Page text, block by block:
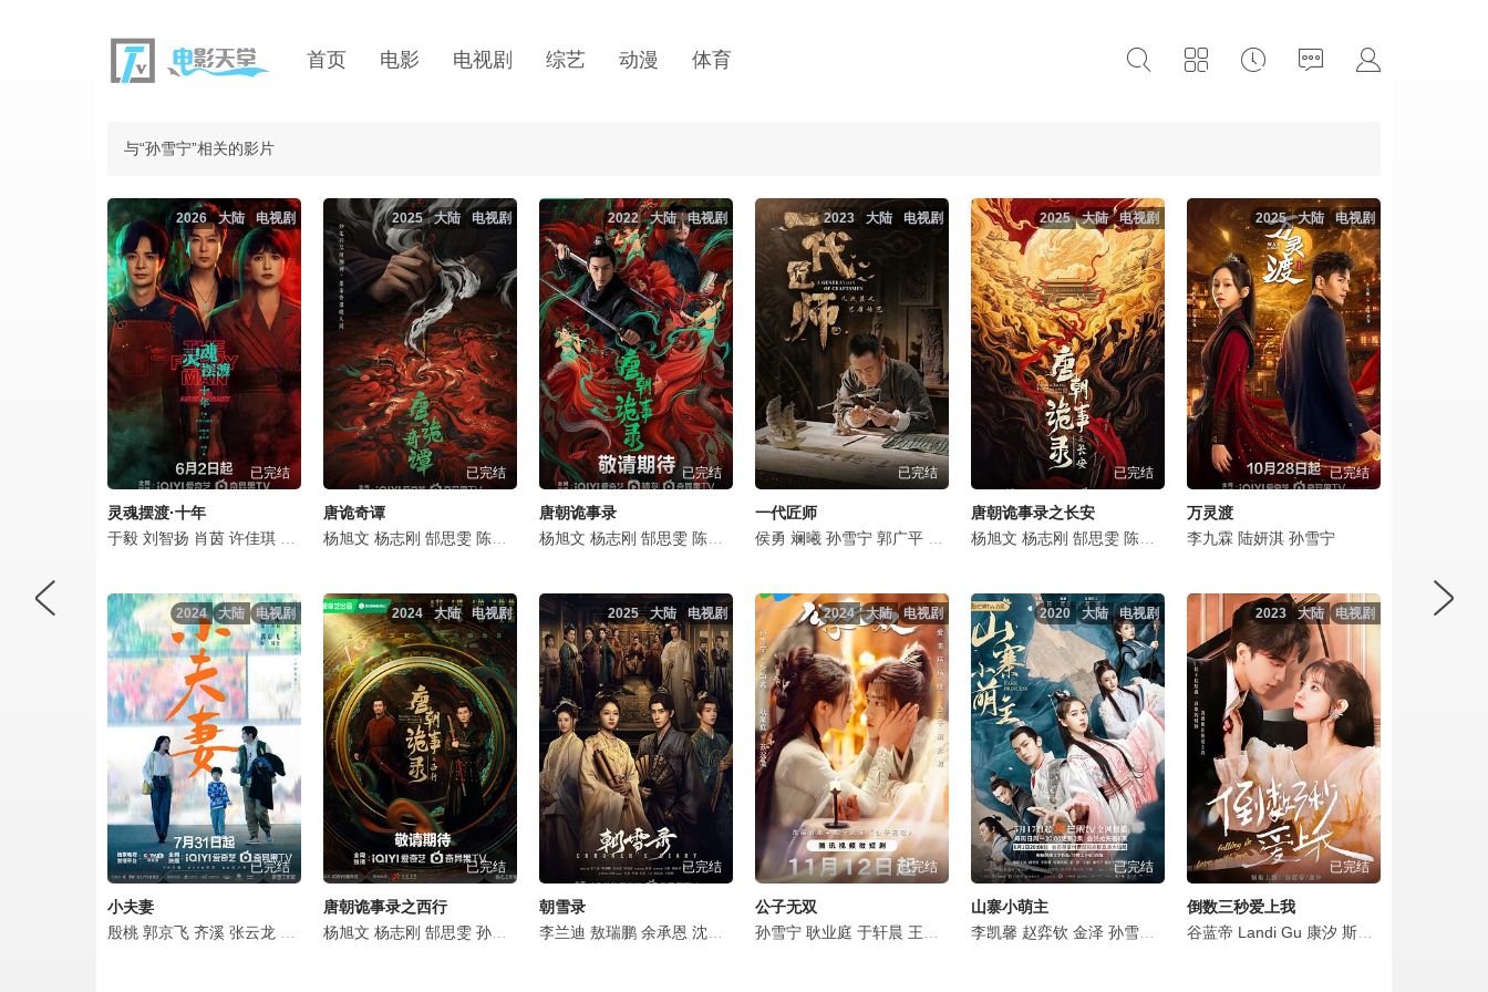
首页 电影 电视剧 综艺 动漫 体育
与“孙雪宁”相关的影片
电视剧
大陆
2026
已完结
灵魂摆渡·十年
于毅 刘智扬 肖茵 许佳琪 姜馥颐 顾振翔 马凡丁 边程 简宇熙 美懿 朱超艺 李羽桐 田广宇 郭信如 涂冰 闫可欣 明子煜 邹敦明 芮佩怡 戴向宇 王艺禅 韩潇珧 贝勒 杨志刚 孙雪宁
电视剧
大陆
2025
已完结
唐诡奇谭
杨旭文 杨志刚 郜思雯 陈创 孙雪宁 石悦安鑫
电视剧
大陆
2022
已完结
唐朝诡事录
杨旭文 杨志刚 郜思雯 陈创 孙雪宁 石悦安鑫 张子健 姚安濂 王劲松 范明 岳丽娜 刘智扬 牛宝军 罗嘉良 张黎明 牛北壬
电视剧
大陆
2023
已完结
一代匠师
侯勇 斓曦 孙雪宁 郭广平 姚柏南 许文广 熊睿玲
电视剧
大陆
2025
已完结
唐朝诡事录之长安
杨旭文 杨志刚 郜思雯 陈创 孙雪宁 石悦安鑫
电视剧
大陆
2025
已完结
万灵渡
李九霖 陆妍淇 孙雪宁
电视剧
大陆
2024
已完结
小夫妻
殷桃 郭京飞 齐溪 张云龙 韩童生 许娣 岳红 孙雪宁 许芳铱 陈宇喆 袁帅 小沈阳 梁超 张磊 江柏萱 何明翰 梁大维 隋咏良 穆丽燕 郝文婷 夏志卿
电视剧
大陆
2024
已完结
唐朝诡事录之西行
杨旭文 杨志刚 郜思雯 孙雪宁 陈创 岳丽娜 刘智扬 于毅 车保罗 黑子 韩承羽 曲霄宇 汤晶媚
电视剧
大陆
2025
已完结
朝雪录
李兰迪 敖瑞鹏 余承恩 沈羽洁 任重 丁嘉丽 戴春荣 邓英 赵滨 曾泳醍 李岱昆 杨仕泽 恬妞 胡小庭 李彧 季肖冰 金九熹
电视剧
大陆
2024
已完结
公子无双
孙雪宁 耿业庭 于轩晨 王一林 李砚 潘启言
电视剧
大陆
2020
已完结
山寨小萌主
李凯馨 赵弈钦 金泽 孙雪宁 陈思宇 王艺甜 王嘉萌 宋芳园
电视剧
大陆
2023
已完结
倒数三秒爱上我
谷蓝帝 Landi Gu 康汐 斯外戈